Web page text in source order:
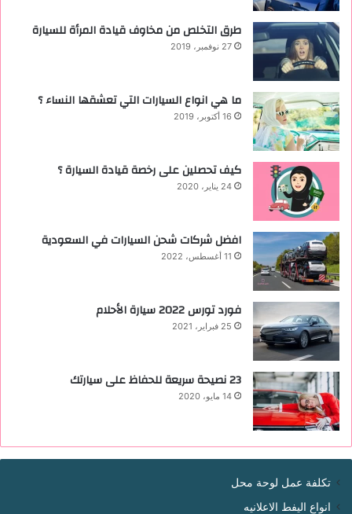
طرق التخلص من مخاوف قيادة المرأة للسيارة
27 نوفمبر، 2019
ما هي انواع السيارات التي تعشقها النساء ؟
16 أكتوبر، 2019
كيف تحصلين على رخصة قيادة السيارة ؟
24 يناير، 2020
افضل شركات شحن السيارات في السعودية
11 أغسطس، 2022
فورد تورس 2022 ‏سيارة الأحلام
25 فبراير، 2021
23 نصيحة سريعة للحفاظ على سيارتك
14 مايو، 2020
تكلفة عمل لوحة محل
انواع اليفط الاعلانيه